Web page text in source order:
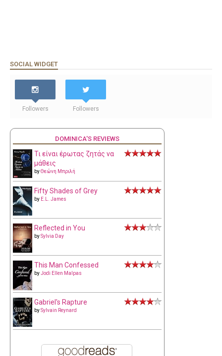
SOCIAL WIDGET
Followers Followers
DOMINICA'S REVIEWS
Τι είναι έρωτας ζητάς να
μάθεις
byΘεώνη Μπριλή
Fifty Shades of Grey
by E.L. James
Reflected in You
bySylvia Day
This Man Confessed
byJodi Ellen Malpas
Gabriel's Rapture
bySylvain Reynard